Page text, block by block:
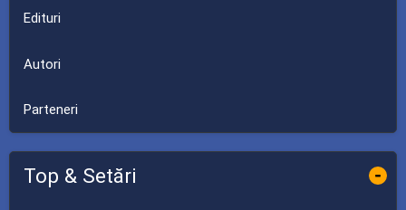
Edituri
Autori
Parteneri
Top & Setări -